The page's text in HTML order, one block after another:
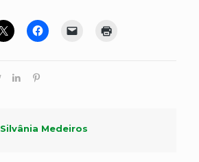
Silvânia Medeiros